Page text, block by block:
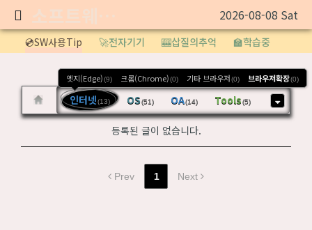
2026-08-08 Sat
💿SW사용Tip 🚀전자기기 🎰삽질의추억 🏫학습중
인터넷(13)
엣지(Edge)(9) 크롬(Chrome)(0) 기타 브라우저(0) 브라우저확장(0)
OS(51) OA(14) Tools(5)
등록된 글이 없습니다.
Prev 1 Next
Sketchbook5, 스케치북5
Sketchbook5, 스케치북5